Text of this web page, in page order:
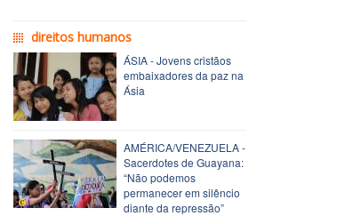
direitos humanos
ÁSIA - Jovens cristãos
embaixadores da paz na
Ásia
AMÉRICA/VENEZUELA -
Sacerdotes de Guayana:
“Não podemos
permanecer em silêncio
diante da repressão”